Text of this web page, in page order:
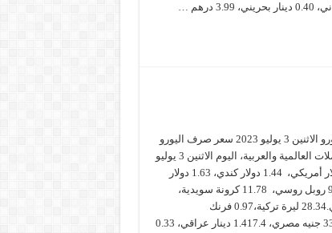
سعر صرف اليورو الاثنين 3 يوليو 2023 سعر صرف اليورو
مقابل أهم العملات العالمية والعربية، اليوم الاثنين 3 يوليو
2023: 1.08 دولار أمريكي، 1.44 دولار كندي، 1.63 دولار
استرالي، 96.82 روبل روسي، 11.78 كرونة سويدية،
157.4 ين ياباني.28.34 ليرة تركية،0.97 فرنك
سويسري، 33.60 جنيه مصري، 1.417.4 دينار عراقي، 0.33